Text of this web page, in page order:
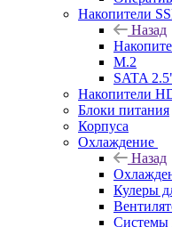
Накопители
Назад
M.2
SATA
Накопители
Блоки питания
Корпуса
Охлаждение
Назад
Кулеры
Системы